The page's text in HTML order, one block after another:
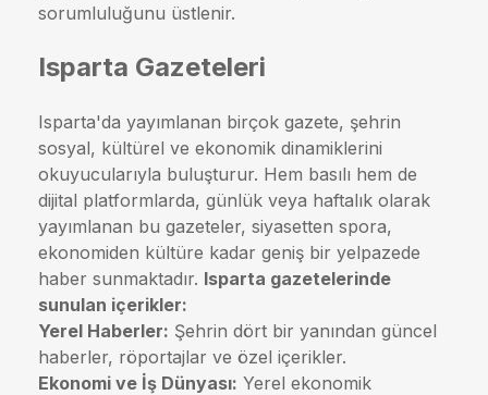
sorumluluğunu üstlenir.
Isparta Gazeteleri
Isparta'da yayımlanan birçok gazete, şehrin
sosyal, kültürel ve ekonomik dinamiklerini
okuyucularıyla buluşturur. Hem basılı hem de
dijital platformlarda, günlük veya haftalık olarak
yayımlanan bu gazeteler, siyasetten spora,
ekonomiden kültüre kadar geniş bir yelpazede
haber sunmaktadır. Isparta gazetelerinde
sunulan içerikler:
Yerel Haberler: Şehrin dört bir yanından güncel
haberler, röportajlar ve özel içerikler.
Ekonomi ve İş Dünyası: Yerel ekonomik